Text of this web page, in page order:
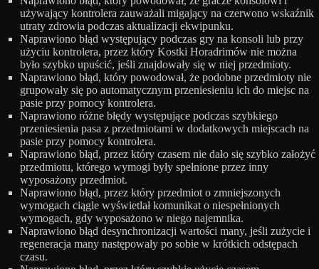
używający kontrolera zauważali migający na czerwono wskaźnik
utraty zdrowia podczas aktualizacji ekwipunku.
Naprawiono błąd występujący podczas gry na konsoli lub przy
użyciu kontrolera, przez który Kostki Horadrimów nie można
było szybko upuścić, jeśli znajdowały się w niej przedmioty.
Naprawiono błąd, który powodował, że podobne przedmioty nie
grupowały się po automatycznym przeniesieniu ich do miejsc na
pasie przy pomocy kontrolera.
Naprawiono różne błędy występujące podczas szybkiego
przeniesienia pasa z przedmiotami w dodatkowych miejscach na
pasie przy pomocy kontrolera.
Naprawiono błąd, przez który czasem nie dało się szybko założyć
przedmiotu, którego wymogi były spełnione przez inny
wyposażony przedmiot.
Naprawiono błąd, przez który przedmiot o zmniejszonych
wymogach ciągle wyświetlał komunikat o niespełnionych
wymogach, gdy wyposażono w niego najemnika.
Naprawiono błąd desynchronizacji wartości many, jeśli zużycie i
regeneracja many następowały po sobie w krótkich odstępach
czasu.